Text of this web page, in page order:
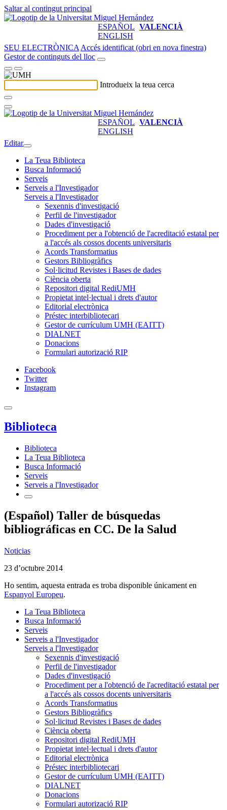
Saltar al contingut principal
ESPAÑOL VALENCIÀ
ENGLISH
SEU ELECTRÒNICA Accés identificat (obri en nova finestra)
Gestor de continguts del lloc
Introdueix la teua cerca
ESPAÑOL VALENCIÀ
ENGLISH
Editar
La Teua Biblioteca
Busca Informació
Serveis
Serveis a l'Investigador
Serveis a l'Investigador
Sexennis d'investigació
Perfil de l'investigador
Dades d'investigació
Procediment per a l'obtenció de l'acreditació estatal per
a l'accés als cossos docents universitaris
Acords Transformatius
Gestors Bibliogràfics
Sol·licitud Revistes i Bases de dades
Ciència oberta
Repositori digital RediUMH
Propietat intel·lectual i drets d'autor
Editorial electrònica
Préstec interbibliotecari
Gestor de currículum UMH (EAITT)
DIALNET
Donacions
Formulari autorizació RIP
Facebook
Twitter
Instagram
Biblioteca
Biblioteca
La Teua Biblioteca
Busca Informació
Serveis
Serveis a l'Investigador
(Español) Taller de búsquedas
bibliográficas en CC. De la Salud
Noticias
23 d’octubre 2014
Ho sentim, aquesta entrada es troba disponible únicament en
Espanyol Europeu.
La Teua Biblioteca
Busca Informació
Serveis
Serveis a l'Investigador
Serveis a l'Investigador
Sexennis d'investigació
Perfil de l'investigador
Dades d'investigació
Procediment per a l'obtenció de l'acreditació estatal per
a l'accés als cossos docents universitaris
Acords Transformatius
Gestors Bibliogràfics
Sol·licitud Revistes i Bases de dades
Ciència oberta
Repositori digital RediUMH
Propietat intel·lectual i drets d'autor
Editorial electrònica
Préstec interbibliotecari
Gestor de currículum UMH (EAITT)
DIALNET
Donacions
Formulari autorizació RIP